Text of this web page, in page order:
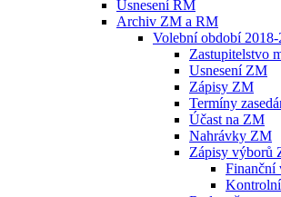
Usnesení RM
Archiv ZM a RM
Volební období 2018-
Zastupitelstvo
Usnesení ZM
Zápisy ZM
Termíny
Účast na ZM
Nahrávky ZM
Zápisy výborů
Finanční